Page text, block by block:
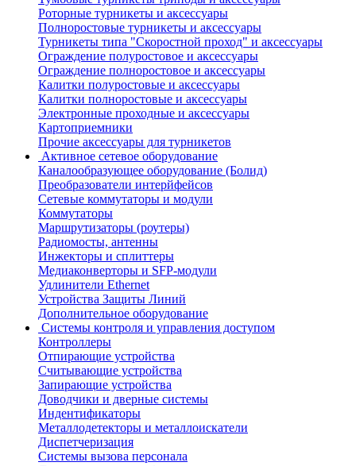
Роторные турникеты и аксессуары
Полноростовые турникеты и аксессуары
Турникеты типа "Скоростной проход" и аксессуары
Ограждение полуростовое и аксессуары
Ограждение полноростовое и аксессуары
Калитки полуростовые и аксессуары
Калитки полноростовые и аксессуары
Электронные проходные и аксессуары
Картоприемники
Прочие аксессуары для турникетов
Активное сетевое оборудование
Каналообразующее оборудование (Болид)
Преобразователи интерйфейсов
Сетевые коммутаторы и модули
Коммутаторы
Маршрутизаторы (роутеры)
Радиомосты, антенны
Инжекторы и сплиттеры
Медиаконверторы и SFP-модули
Удлинители Ethernet
Устройства Защиты Линий
Дополнительное оборудование
Системы контроля и управления доступом
Контроллеры
Отпирающие устройства
Считывающие устройства
Запирающие устройства
Доводчики и дверные системы
Индентификаторы
Металлодетекторы и металлоискатели
Диспетчеризация
Системы вызова персонала